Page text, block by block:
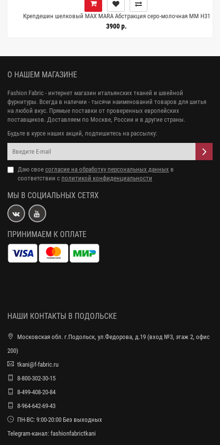
Крепдешин шелковый MAX MARA Абстракция серо-молочная MM H31
N40 21042636
3900 р.
О НАШЕМ МАГАЗИНЕ
Fashion Fabric - интернет магазин итальянских тканей и швейной
фурнитуры. Всегда в наличии - тысячи наименований товаров для шитья
на любой вкус. Прямые поставки от проверенных европейских
поставщиков. Доставляем по Москве, России и в другие страны.
Будьте в курсе наших акций, подпишитесь на рассылку:
Даю свое согласие на обработку персональных данных в
соответствии с политикой конфиденциальности
МЫ В СОЦИАЛЬНЫХ СЕТЯХ
ПРИНИМАЕМ К ОПЛАТЕ
НАШИ КОНТАКТЫ В ПОДОЛЬСКЕ
Московская обл. г.Подольск, ул.Федорова, д.19 (вход №3, этаж 2, офис
200)
tkani@f-fabric.ru
8-800-302-30-15
8-499-408-20-84
8-964-642-69-43
ПН-ВС: 9:00-20:00 Без выходных
Telegram-канал: fashionfabrictkani